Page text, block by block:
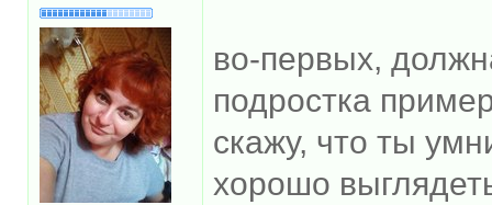
во-первых,
подростка
скажу, что ты
хорошо